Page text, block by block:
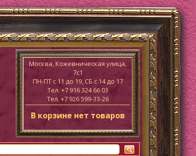
Москва, Кожевническая улица,
7с1
ПН-ПТ c 11 до 19, СБ с 14 до 17
Тел. +7 916 324 66 03
Тел. +7 926 599-33-26
В корзине нет товаров